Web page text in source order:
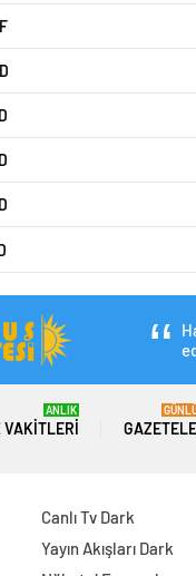
VAKITLERI
ANLIK
Canlı Tv Dark
Yayın Akışları Dark